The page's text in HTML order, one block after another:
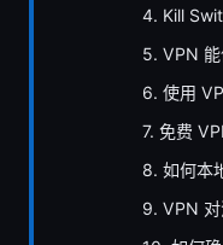
4. Kill
5. VPN 能
6. 使用
7. 免费
8. 如何本
9. VPN 对